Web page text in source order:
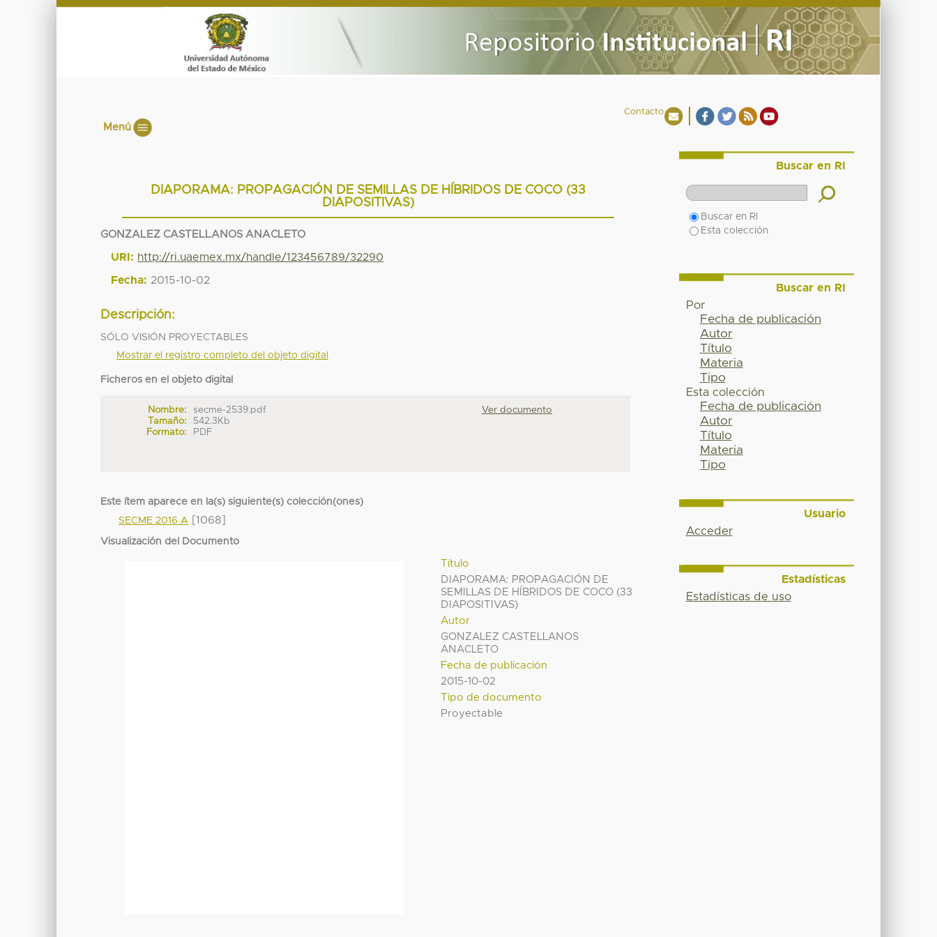
Contacto
Menú
DIAPORAMA: PROPAGACIÓN DE SEMILLAS DE HÍBRIDOS DE COCO (33
DIAPOSITIVAS)
GONZALEZ CASTELLANOS ANACLETO
URI: http://ri.uaemex.mx/handle/123456789/32290
Fecha: 2015-10-02
Descripción:
SÓLO VISIÓN PROYECTABLES
Mostrar el registro completo del objeto digital
Ficheros en el objeto digital
Nombre:
secme-2539.pdf
Tamaño:
542.3Kb
Formato:
PDF
Ver documento
Este ítem aparece en la(s) siguiente(s) colección(ones)
SECME 2016 A [1068]
Visualización del Documento
Título
DIAPORAMA: PROPAGACIÓN DE
SEMILLAS DE HÍBRIDOS DE COCO (33
DIAPOSITIVAS)
Autor
GONZALEZ CASTELLANOS
ANACLETO
Fecha de publicación
2015-10-02
Tipo de documento
Proyectable
Buscar en RI
Buscar en RI
Esta colección
Buscar en RI
Por
Fecha de publicación
Autor
Título
Materia
Tipo
Esta colección
Fecha de publicación
Autor
Título
Materia
Tipo
Usuario
Acceder
Estadísticas
Estadísticas de uso